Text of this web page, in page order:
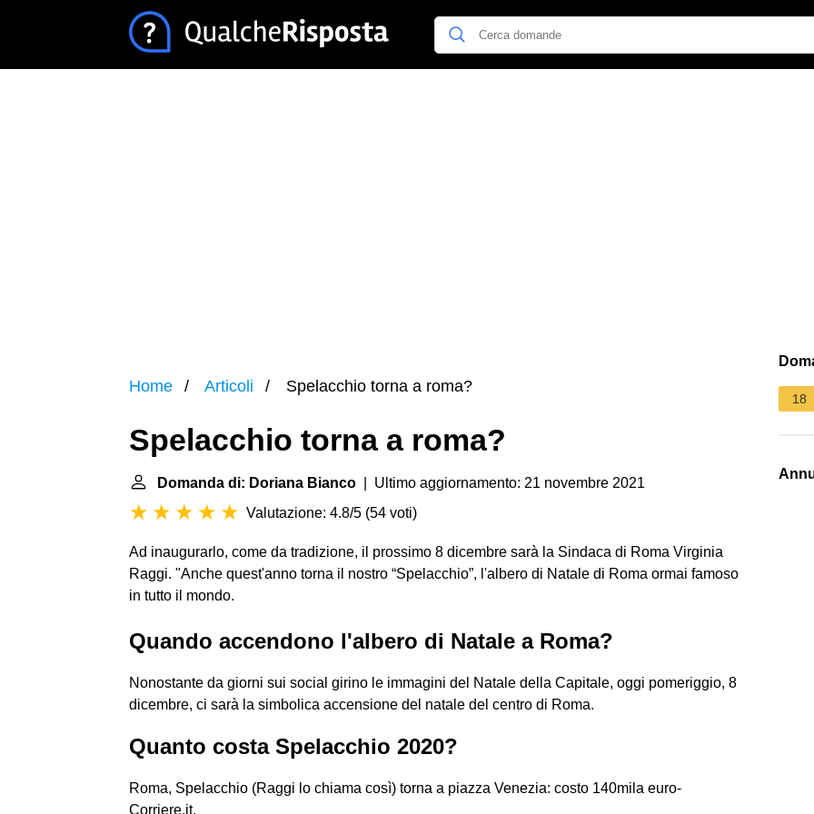
Home Articoli Spelacchio torna a roma?
Spelacchio torna a roma?
Domanda di: Doriana Bianco | Ultimo aggiornamento: 21 novembre 2021
Valutazione: 4.8/5 (54 voti)
Ad inaugurarlo, come da tradizione, il prossimo 8 dicembre sarà la Sindaca di Roma Virginia
Raggi. "Anche quest'anno torna il nostro “Spelacchio”, l'albero di Natale di Roma ormai famoso
in tutto il mondo.
Quando accendono l'albero di Natale a Roma?
Nonostante da giorni sui social girino le immagini del Natale della Capitale, oggi pomeriggio, 8
dicembre, ci sarà la simbolica accensione del natale del centro di Roma.
Quanto costa Spelacchio 2020?
Roma, Spelacchio (Raggi lo chiama così) torna a piazza Venezia: costo 140mila euro-
Corriere.it.
18